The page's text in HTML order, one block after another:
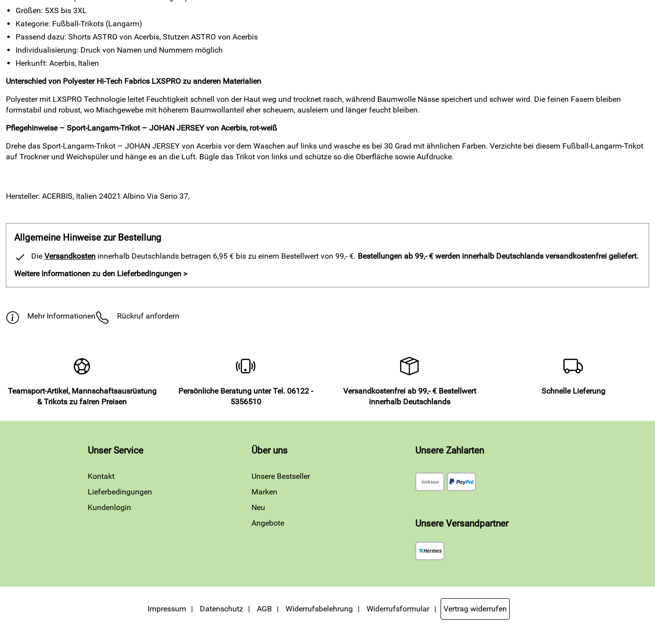
Größen: 5XS bis 3XL
Kategorie: Fußball-Trikots (Langarm)
Passend dazu: Shorts ASTRO von Acerbis, Stutzen ASTRO von Acerbis
Individualisierung: Druck von Namen und Nummern möglich
Herkunft: Acerbis, Italien
Unterschied von Polyester Hi-Tech Fabrics LXSPRO zu anderen Materialien
Polyester mit LXSPRO Technologie leitet Feuchtigkeit schnell von der Haut weg und trocknet rasch, während Baumwolle Nässe speichert und schwer wird. Die feinen Fasern bleiben
formstabil und robust, wo Mischgewebe mit höherem Baumwollanteil eher scheuern, ausleiern und länger feucht bleiben.
Pflegehinweise – Sport-Langarm-Trikot – JOHAN JERSEY von Acerbis, rot-weiß
Drehe das Sport-Langarm-Trikot – JOHAN JERSEY von Acerbis vor dem Waschen auf links und wasche es bei 30 Grad mit ähnlichen Farben. Verzichte bei diesem Fußball-Langarm-Trikot
auf Trockner und Weichspüler und hänge es an die Luft. Bügle das Trikot von links und schütze so die Oberfläche sowie Aufdrucke.
Hersteller: ACERBIS, Italien 24021 Albino Via Serio 37,
Allgemeine Hinweise zur Bestellung
Die Versandkosten innerhalb Deutschlands betragen 6,95 € bis zu einem Bestellwert von 99,- €. Bestellungen ab 99,- € werden innerhalb Deutschlands versandkostenfrei geliefert.
Weitere Informationen zu den Lieferbedingungen >
Mehr Informationen Rückruf anfordern
Teamsport-Artikel, Mannschaftsausrüstung
& Trikots zu fairen Preisen
Persönliche Beratung unter Tel. 06122 -
5356510
Versandkostenfrei ab 99,- € Bestellwert
innerhalb Deutschlands
Schnelle Lieferung
Unser Service
Kontakt
Lieferbedingungen
Kundenlogin
Über uns
Unsere Bestseller
Marken
Neu
Angebote
Unsere Zahlarten
Unsere Versandpartner
Impressum Datenschutz AGB Widerrufsbelehrung Widerrufsformular Vertrag widerrufen